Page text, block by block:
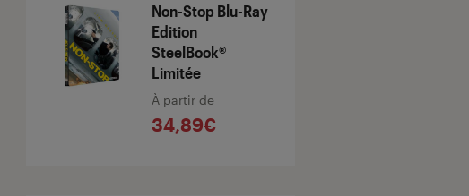
Non-Stop Blu-Ray
Edition
SteelBook®
Limitée
À partir de
34,89€